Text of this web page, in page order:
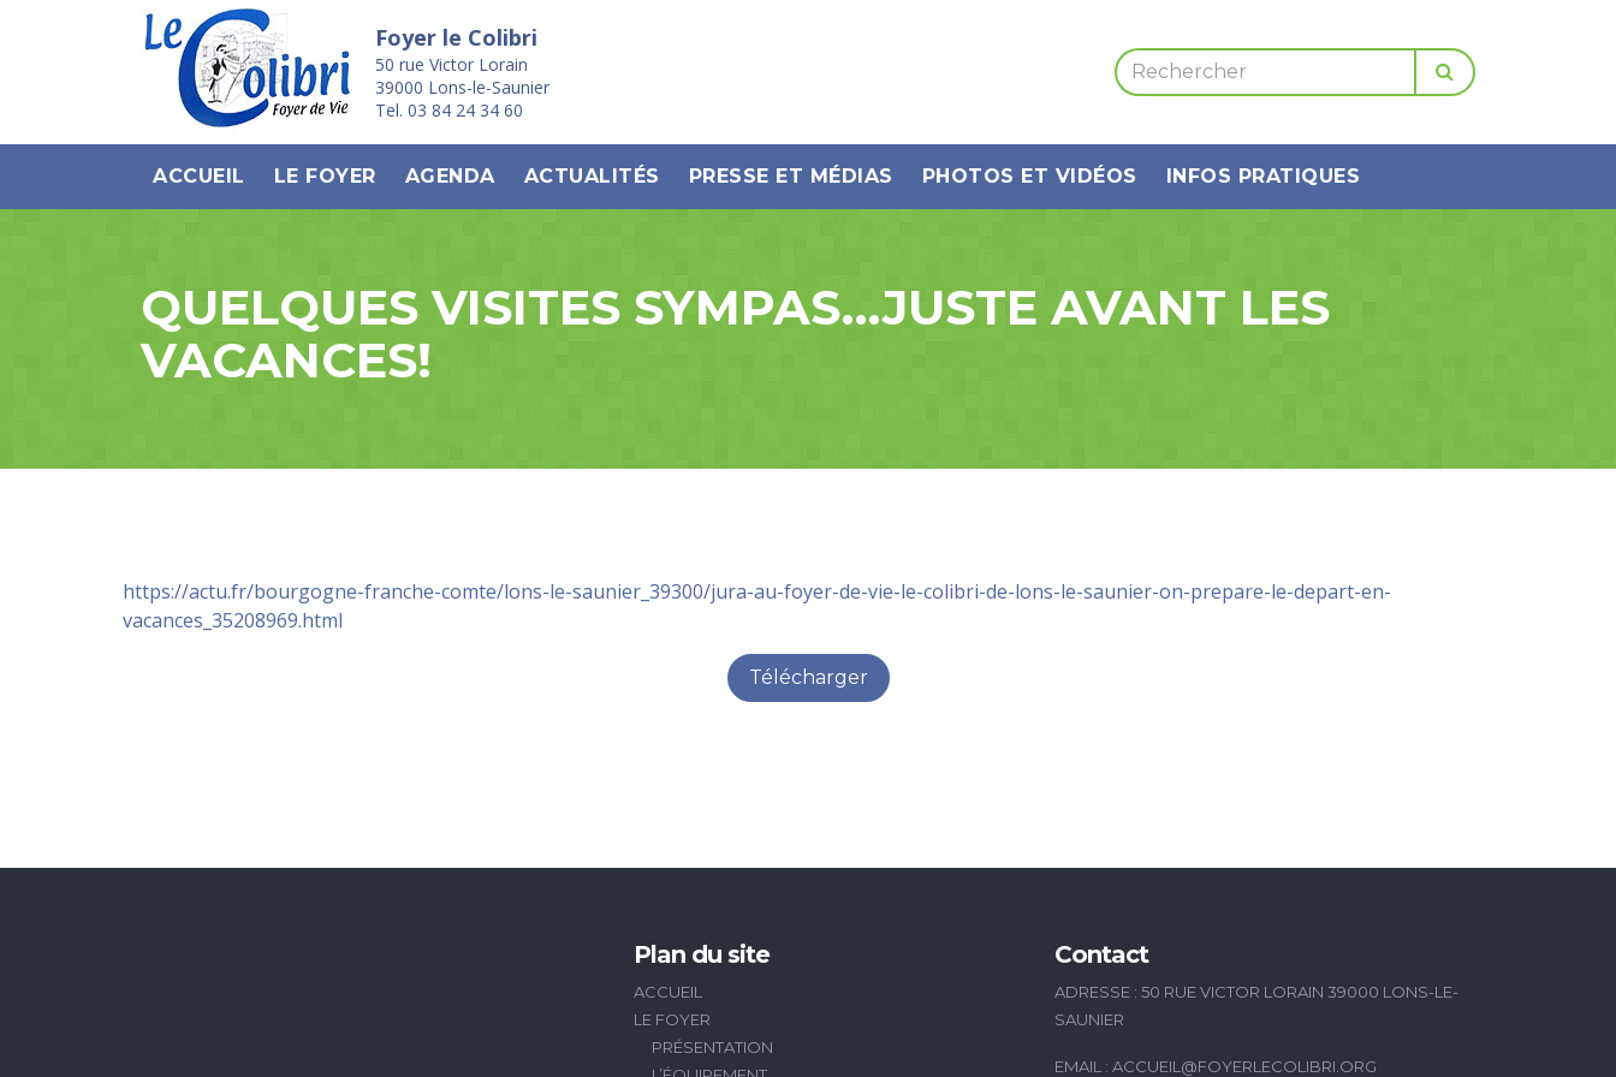
Foyer le Colibri
50 rue Victor Lorain
39000 Lons-le-Saunier
Tel. 03 84 24 34 60
ACCUEIL LE FOYER AGENDA ACTUALITÉS PRESSE ET MÉDIAS PHOTOS ET VIDÉOS INFOS PRATIQUES
QUELQUES VISITES SYMPAS…JUSTE AVANT LES
VACANCES!
https://actu.fr/bourgogne-franche-comte/lons-le-saunier_39300/jura-au-foyer-de-vie-le-colibri-de-lons-le-saunier-on-prepare-le-depart-en-
vacances_35208969.html
Télécharger
Plan du site
ACCUEIL
LE FOYER
PRÉSENTATION
Contact
ADRESSE : 50 RUE VICTOR LORAIN 39000 LONS-LE-
SAUNIER
EMAIL : ACCUEIL@FOYERLECOLIBRI.ORG